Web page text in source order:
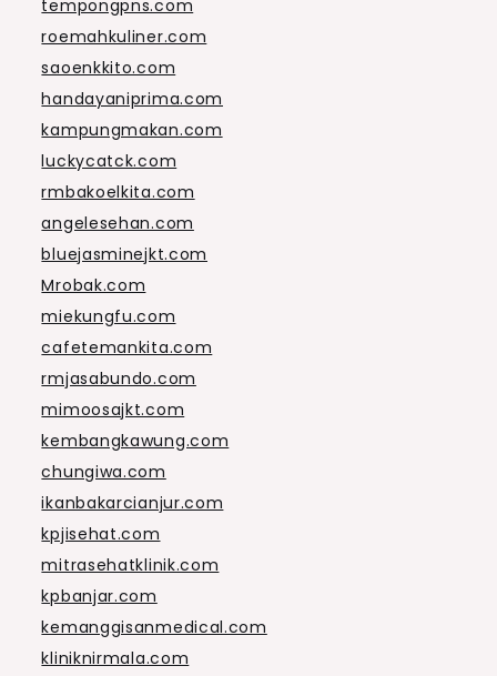
tempongpns.com
roemahkuliner.com
saoenkkito.com
handayaniprima.com
kampungmakan.com
luckycatck.com
rmbakoelkita.com
angelesehan.com
bluejasminejkt.com
Mrobak.com
miekungfu.com
cafetemankita.com
rmjasabundo.com
mimoosajkt.com
kembangkawung.com
chungiwa.com
ikanbakarcianjur.com
kpjisehat.com
mitrasehatklinik.com
kpbanjar.com
kemanggisanmedical.com
kliniknirmala.com